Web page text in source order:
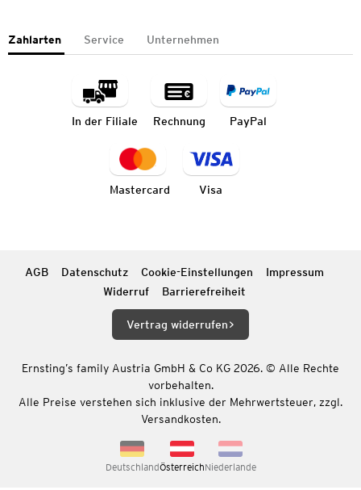
Zahlarten Service Unternehmen
In der Filiale Rechnung PayPal
Mastercard Visa
AGB Datenschutz Cookie-Einstellungen
Impressum
Widerruf
Barrierefreiheit
Vertrag widerrufen
Ernsting’s family Austria GmbH & Co KG 2026. © Alle Rechte
vorbehalten.
Alle Preise verstehen sich inklusive der Mehrwertsteuer, zzgl.
Versandkosten.
DeutschlandÖsterreichNiederlande